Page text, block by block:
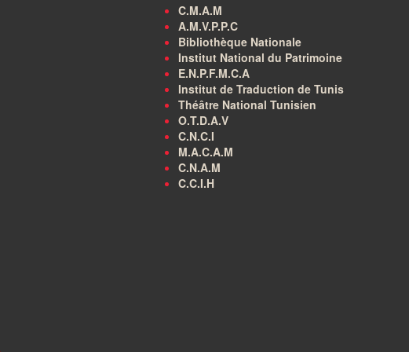
C.M.A.M
A.M.V.P.P.C
Bibliothèque Nationale
Institut National du Patrimoine
E.N.P.F.M.C.A
Institut de Traduction de Tunis
Théâtre National Tunisien
O.T.D.A.V
C.N.C.I
M.A.C.A.M
C.N.A.M
C.C.I.H